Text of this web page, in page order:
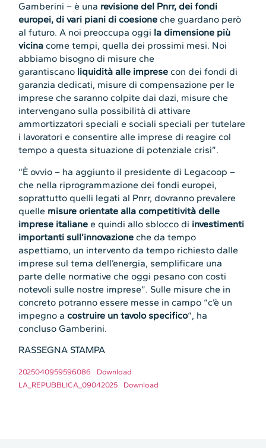
Gamberini – è una revisione del Pnrr, dei fondi
europei, di vari piani di coesioneche guardano però
al futuro. A noi preoccupa oggi la dimensione più
vicina come tempi, quella dei prossimi mesi. Noi
abbiamo bisogno di misure che
garantiscano liquidità alle imprese con dei fondi di
garanzia dedicati, misure di compensazione per le
imprese che saranno colpite dai dazi, misure che
intervengano sulla possibilità di attivare
ammortizzatori speciali e sociali speciali per tutelare
i lavoratori e consentire alle imprese di reagire col
tempo a questa situazione di potenziale crisi”.
“È ovvio – ha aggiunto il presidente di Legacoop –
che nella riprogrammazione dei fondi europei,
soprattutto quelli legati al Pnrr, dovranno prevalere
quelle misure orientate alla competitività delle
imprese italiane e quindi allo sblocco di investimenti
importanti sull’innovazione che da tempo
aspettiamo, un intervento da tempo richiesto dalle
imprese sul tema dell’energia, semplificare una
parte delle normative che oggi pesano con costi
notevoli sulle nostre imprese”. Sulle misure che in
concreto potranno essere messe in campo “c’è un
impegno acostruire un tavolo specifico“, ha
concluso Gamberini.
RASSEGNA STAMPA
2025040959596086
Download
LA_REPUBBLICA_09042025
Download